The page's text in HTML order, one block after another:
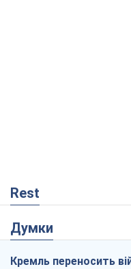
Rest
Думки
Кремль переносить